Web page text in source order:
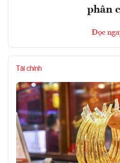
phân
Đọc
Tài chính